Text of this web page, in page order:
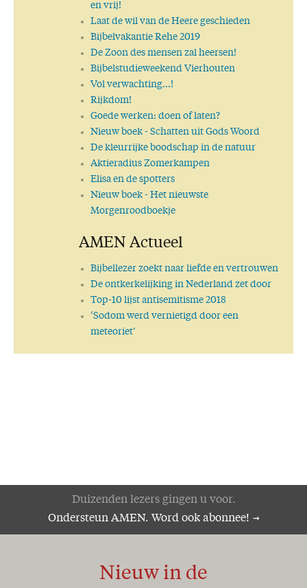
en vrij!
Laat de wil van de Heere geschieden
Bijbelvakantie Rehe 2019
De Zoon des mensen zal heersen!
Bijbelstudieweekend Vierhouten
Vol verwachting...!
Rijkdom!
Goede werken: doen of laten?
Nieuw boek- Schatten uit Gods Woord
De kleurrijke boodschap in de natuur
Aktieradius Zomerkampen
Elisa en de spotters
Nieuw boek- Het nieuwste
Morgenroodboekje
AMEN Actueel
Bijbellezer zoekt naar liefde en vertrouwen
De ontkerkelijking in Nederland zet door
Top-10 lijst antisemitisme 2018
‘Sodom werd vernietigd door een
meteoriet’
Duizenden lezers gingen u voor.
Ondersteun AMEN. Word ook abonnee!
Nieuw in de